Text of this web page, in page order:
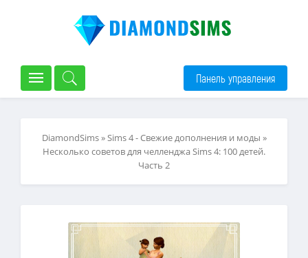
Панель управления
DiamondSims»Sims 4 - Свежие дополнения и моды »
Несколько советов для челленджа Sims 4: 100 детей.
Часть 2